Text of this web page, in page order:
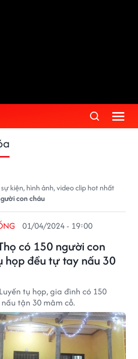
kiện, hình ảnh, video clip hot nhất
con cháu
có 150 người con
họp đều tự tay nấu 30
01/04/2024 - 19:00
tụ họp, gia đình có 150
tận 30 mâm cỗ.